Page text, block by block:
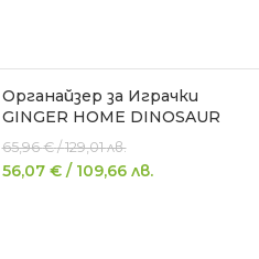
Органайзер за Играчки
GINGER HOME DINOSAUR
65,96€ /129,01лв.
56,07 € / 109,66 лв.